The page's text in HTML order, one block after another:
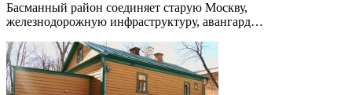
Басманный район соединяет старую Москву,
железнодорожную инфраструктуру, авангард…